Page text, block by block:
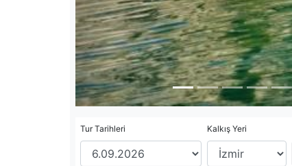
Tur Tarihleri Kalkış Yeri